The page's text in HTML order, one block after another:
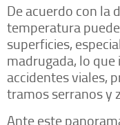
De acuerdo con la
temperatura
superficies,
madrugada, lo
accidentes viales,
tramos serranos y
Ante este